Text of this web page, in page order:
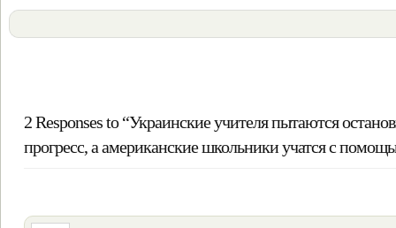
2 Responses to “Украинские учителя пытаются
прогресс, а американские школьники учатся с